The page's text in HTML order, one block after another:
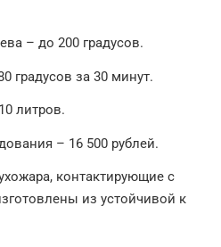
– до 200 градусов.
градусов за 30 минут.
литров.
– 16 500 рублей.
контактирующие с
из устойчивой к